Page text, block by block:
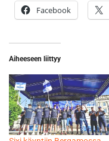
Facebook
Aiheeseen liittyy